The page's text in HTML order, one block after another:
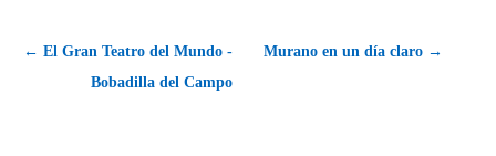
← El Gran Teatro del Mundo -
Bobadilla del Campo
Murano en un día claro →